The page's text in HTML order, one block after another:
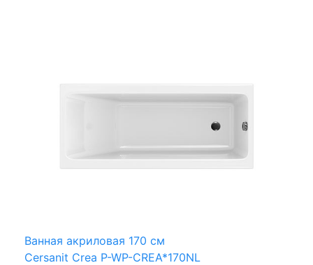
Ванная акриловая 170 см
Cersanit Crea P-WP-CREA*170NL